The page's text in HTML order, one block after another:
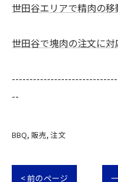
世田谷エリアで精肉の
世田谷で塊肉の注文に対
--
BBQ 販売 注文
< 前のページ